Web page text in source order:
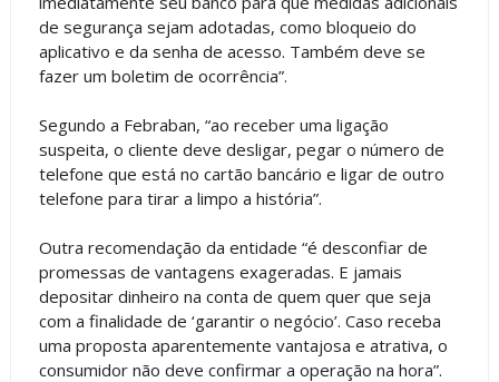
de segurança sejam adotadas, como bloqueio do
aplicativo e da senha de acesso. Também deve se
fazer um boletim de ocorrência”.
Segundo a Febraban, “ao receber uma ligação
suspeita, o cliente deve desligar, pegar o número de
telefone que está no cartão bancário e ligar de outro
telefone para tirar a limpo a história”.
Outra recomendação da entidade “é desconfiar de
promessas de vantagens exageradas. E jamais
depositar dinheiro na conta de quem quer que seja
com a finalidade de ‘garantir o negócio’. Caso receba
uma proposta aparentemente vantajosa e atrativa, o
consumidor não deve confirmar a operação na hora”.